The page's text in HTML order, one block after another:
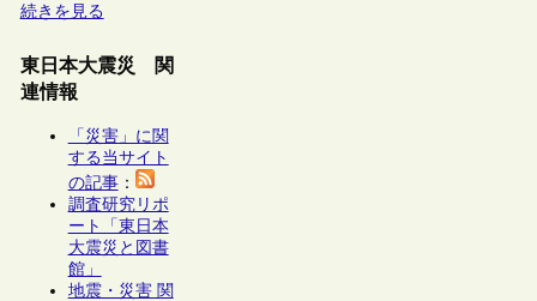
続きを見る
東日本大震災 関
連情報
「災害」に関
する当サイト
の記事：
調査研究リポ
ート「東日本
大震災と図書
館」
地震・災害 関